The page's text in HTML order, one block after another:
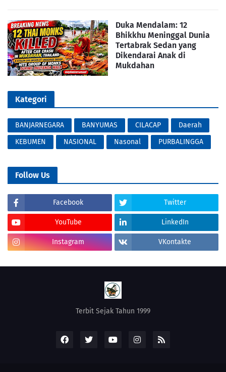
Duka Mendalam: 12
Bhikkhu Meninggal Dunia
Tertabrak Sedan yang
Dikendarai Anak di
Mukdahan
Kategori
BANJARNEGARA BANYUMAS CILACAP
Daerah
KEBUMEN
NASIONAL Nasonal PURBALINGGA
Follow Us
Facebook Twitter
YouTube LinkedIn
Instagram VKontakte
Terbit Sejak Tahun 1999